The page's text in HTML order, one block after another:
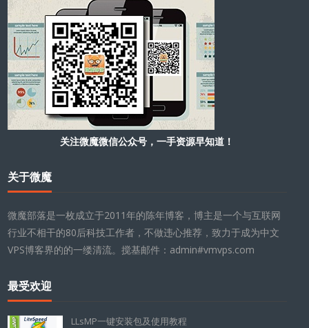
关注微魔微信公众号，一手资源早知道！
关于微魔
微魔部落是一枚成立于2011年的陈年博客，博主是一个与互联网
行业不相干的80后科技工作者，不做违心推荐，致力于成为中文
VPS博客界的的一缕清流。搅基邮件：admin#vmvps.com
最受欢迎
LLsMP一键安装包及使用教程